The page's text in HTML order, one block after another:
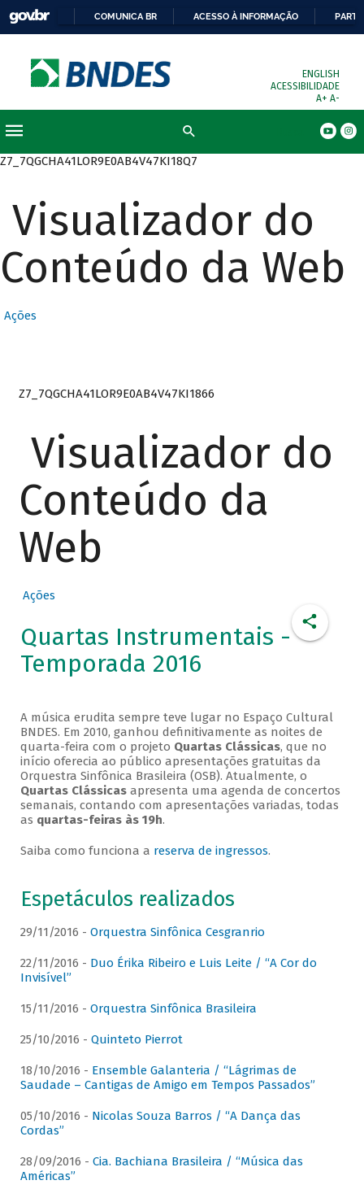
COMUNICA BR ACESSO À INFORMAÇÃO
ENGLISH
ACESSIBILIDADE
A+ A-
Z7_7QGCHA41LOR9E0AB4V47KI18Q7
Visualizador do
Conteúdo da Web
Ações
Z7_7QGCHA41LOR9E0AB4V47KI1866
Visualizador do
Conteúdo da
Web
Ações
Quartas Instrumentais -
Temporada 2016
A música erudita sempre teve lugar no Espaço Cultural
BNDES. Em 2010, ganhou definitivamente as noites de
quarta-feira com o projeto Quartas Clássicas, que no
início oferecia ao público apresentações gratuitas da
Orquestra Sinfônica Brasileira (OSB). Atualmente, o
Quartas Clássicasapresenta uma agenda de concertos
semanais, contando com apresentações variadas, todas
as quartas-feiras às 19h.
Saiba como funciona a reserva de ingressos.
Espetáculos realizados
29/11/2016 - Orquestra Sinfônica Cesgranrio
22/11/2016 - Duo Érika Ribeiro e Luis Leite / “A Cor do
Invisível”
15/11/2016 - Orquestra Sinfônica Brasileira
25/10/2016 - Quinteto Pierrot
18/10/2016 - Ensemble Galanteria / “Lágrimas de
Saudade – Cantigas de Amigo em Tempos Passados”
05/10/2016 - Nicolas Souza Barros / “A Dança das
Cordas”
28/09/2016 - Cia. Bachiana Brasileira / “Música das
Américas”